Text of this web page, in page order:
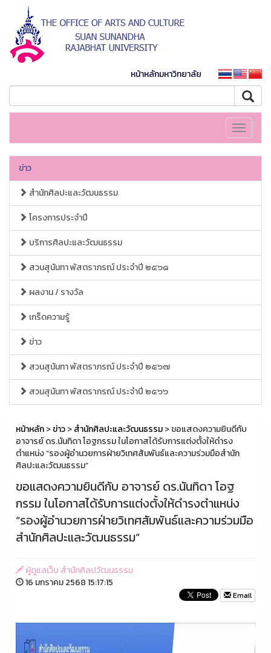
หน้าหลักมหาวิทยาลัย
Toggle
ข่าว
สำนักศิลปะและวัฒนธรรม
โครงการประจำปี
บริการศิลปะและวัฒนธรรม
สวนสุนันทา พัสตราภรณ์ ประจำปี ๒๕๖๘
ผลงาน / รางวัล
เกร็ดความรู้
ข่าว
สวนสุนันทา พัสตราภรณ์ ประจำปี ๒๕๖๗
สวนสุนันทา พัสตราภรณ์ ประจำปี ๒๕๖๖
หน้าหลัก>ข่าว>สำนักศิลปะและวัฒนธรรม> ขอแสดงความยินดีกับ
อาจารย์ ดร.นันทิดา โอฐกรรม ในโอกาสได้รับการแต่งตั้งให้ดำรง
ตำแหน่ง “รองผู้อำนวยการฝ่ายวิเทศสัมพันธ์และความร่วมมือสำนัก
ศิลปะและวัฒนธรรม”
ขอแสดงความยินดีกับ อาจารย์ ดร.นันทิดา โอฐ
กรรม ในโอกาสได้รับการแต่งตั้งให้ดำรงตำแหน่ง
“รองผู้อำนวยการฝ่ายวิเทศสัมพันธ์และความร่วมมือ
สำนักศิลปะและวัฒนธรรม”
ผู้ดูแลเว็บ สำนักศิลปวัฒนธรรม
16 มกราคม 2568 15:17:15
Email